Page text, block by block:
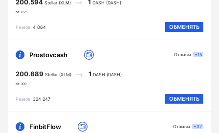
200.594 Stellar (XLM)
от 1125
1 DASH (DASH)
Резерв 4 064 ОБМЕНЯТЬ
Prostovcash
200.889 Stellar (XLM)
от 309
1 DASH (DASH)
Резерв 324 247 ОБМЕНЯТЬ
Отзывы +15
FinbitFlow Отзывы +37